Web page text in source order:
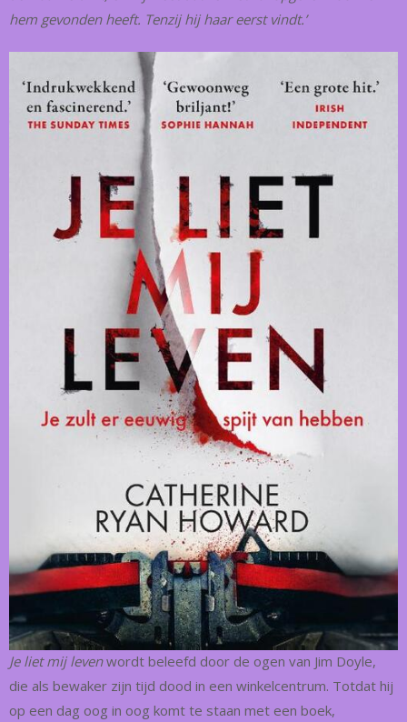
hem gevonden heeft. Tenzij hij haar eerst vindt.’
Je liet mij levenwordt beleefd door de ogen van Jim Doyle,
die als bewaker zijn tijd dood in een winkelcentrum. Totdat hij
op een dag oog in oog komt te staan met een boek,